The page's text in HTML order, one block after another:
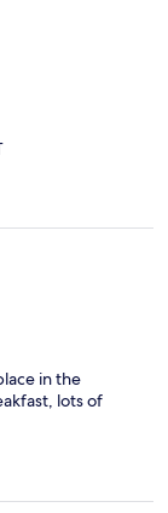
in the
lots of